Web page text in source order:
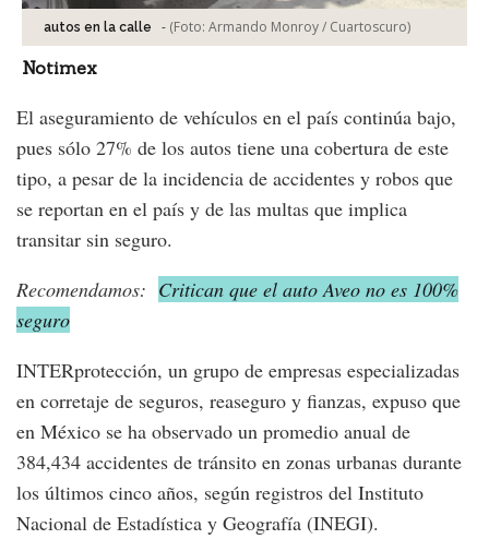
autos en la calle - (Foto: Armando Monroy / Cuartoscuro)
Notimex
El aseguramiento de vehículos en el país continúa bajo,
pues sólo 27% de los autos tiene una cobertura de este
tipo, a pesar de la incidencia de accidentes y robos que
se reportan en el país y de las multas que implica
transitar sin seguro.
Recomendamos: Critican que el auto Aveo no es 100%
seguro
INTERprotección, un grupo de empresas especializadas
en corretaje de seguros, reaseguro y fianzas, expuso que
en México se ha observado un promedio anual de
384,434 accidentes de tránsito en zonas urbanas durante
los últimos cinco años, según registros del Instituto
Nacional de Estadística y Geografía (INEGI).